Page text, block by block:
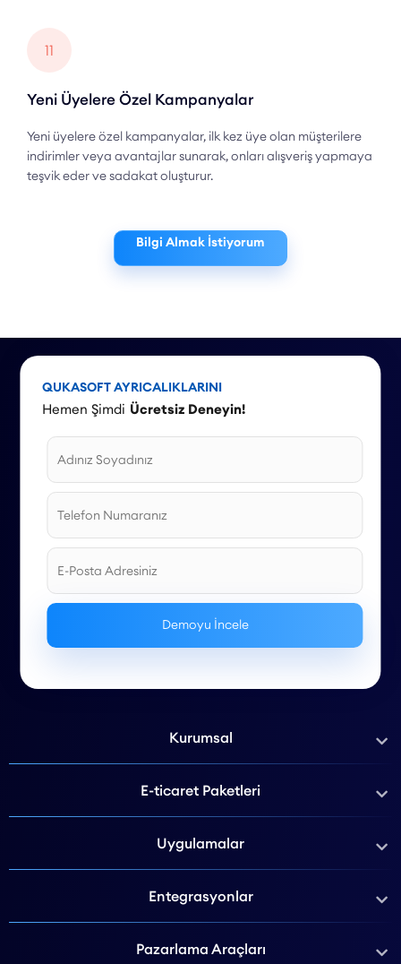
11
Yeni Üyelere Özel Kampanyalar
Yeni üyelere özel kampanyalar, ilk kez üye olan müşterilere
indirimler veya avantajlar sunarak, onları alışveriş yapmaya
teşvik eder ve sadakat oluşturur.
Bilgi Almak İstiyorum
QUKASOFT AYRICALIKLARINI
Hemen Şimdi Ücretsiz Deneyin!
Kurumsal
E-ticaret Paketleri
Uygulamalar
Entegrasyonlar
Pazarlama Araçları